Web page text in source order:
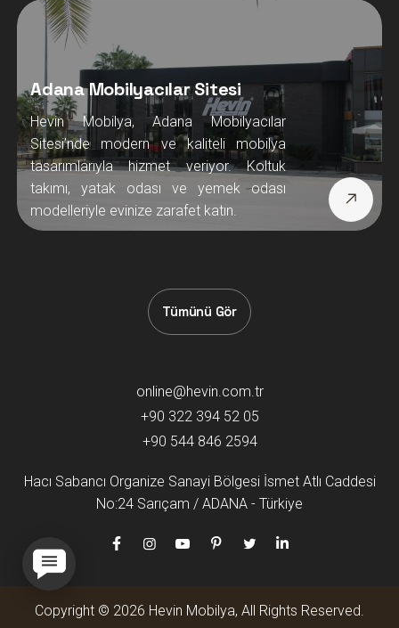
Adana Mobilyacılar Sitesi
Hevin Mobilya, Adana Mobilyacılar
Sitesi’nde modern ve kaliteli mobilya
tasarımlarıyla hizmet veriyor. Koltuk
takımı, yatak odası ve yemek odası
modelleriyle evinize zarafet katın.
Tümünü Gör
online@hevin.com.tr
+90 322 394 52 05
+90 544 846 2594
Hacı Sabancı Organize Sanayi Bölgesi İsmet Atlı Caddesi
No:24 Sarıçam / ADANA - Türkiye
Copyright © 2026 Hevin Mobilya, All Rights Reserved.